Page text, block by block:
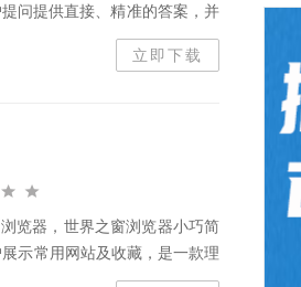
问提供直接、精准的答案，并
告，支持Word和PDF格式；2.
立即下载
览器，世界之窗浏览器小巧简
示常用网站及收藏，是一款理
用控制，升级内核代码到